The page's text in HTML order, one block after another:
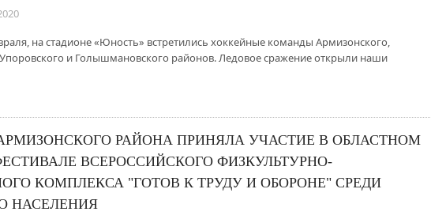
на стадионе «Юность» встретились хоккейные команды Армизонского,
и Голышмановского районов. Ледовое сражение открыли наши
РАЙОНА ПРИНЯЛА УЧАСТИЕ В ОБЛАСТНОМ
ВСЕРОССИЙСКОГО ФИЗКУЛЬТУРНО-
КОМПЛЕКСА "ГОТОВ К ТРУДУ И ОБОРОНЕ" СРЕДИ
НАСЕЛЕНИЯ